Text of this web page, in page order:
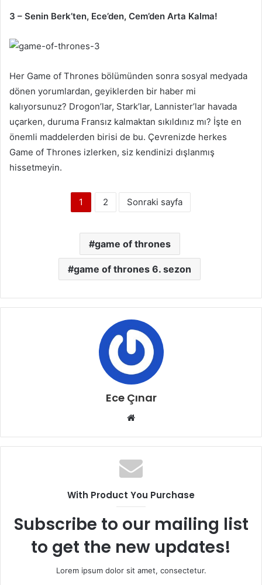
3 – Senin Berk’ten, Ece’den, Cem’den Arta Kalma!
Her Game of Thrones bölümünden sonra sosyal medyada
dönen yorumlardan, geyiklerden bir haber mi
kalıyorsunuz? Drogon’lar, Stark’lar, Lannister’lar havada
uçarken, duruma Fransız kalmaktan sıkıldınız mı? İşte en
önemli maddelerden birisi de bu. Çevrenizde herkes
Game of Thrones izlerken, siz kendinizi dışlanmış
hissetmeyin.
1 2 Sonraki sayfa
game of thrones
game of thrones 6. sezon
Ece Çınar
b
s
i
e
i
With Product You Purchase
Subscribe to our mailing list
to get the new updates!
Lorem ipsum dolor sit amet, consectetur.